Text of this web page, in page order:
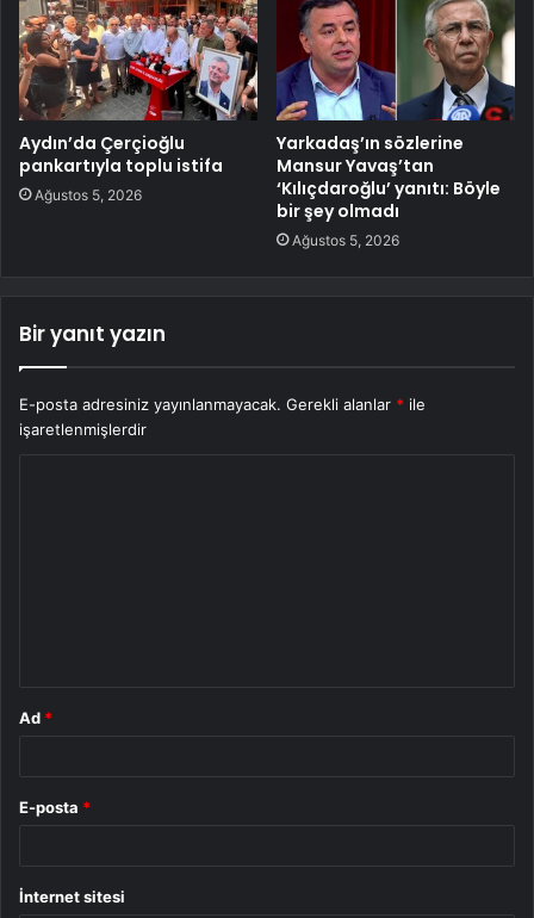
Aydın’da Çerçioğlu
pankartıyla toplu istifa
Ağustos 5, 2026
Yarkadaş’ın sözlerine
Mansur Yavaş’tan
‘Kılıçdaroğlu’ yanıtı: Böyle
bir şey olmadı
Ağustos 5, 2026
Bir yanıt yazın
E-posta adresiniz yayınlanmayacak. Gerekli alanlar * ile
işaretlenmişlerdir
Ad *
E-posta *
İnternet sitesi